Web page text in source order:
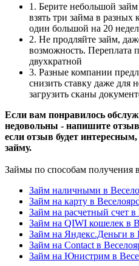
1. Берите небольшой
взять три займа в
один большой на 20
2. Не продляйте займ,
возможность. Переплата
двухкратной
3. Разные компании
снизить ставку даже для
загрузить сканы
Если вам понравилось
недовольны - напишите
если отзыв будет
займу.
Займы по способам получения
Займ наличными в
Займ на карту в
Займ на расчетный счет в
Займ на QIWI кошелек в
Займ на Яндекс.Деньги в
Займ на Contact в
Займ на Юнистрим в